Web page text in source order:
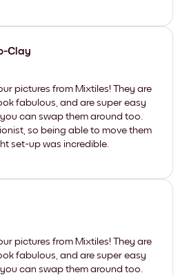
Clay
pictures from Mixtiles! They are
fabulous, and are super easy
can swap them around too.
so being able to move them
set-up was incredible.
pictures from Mixtiles! They are
fabulous, and are super easy
can swap them around too.